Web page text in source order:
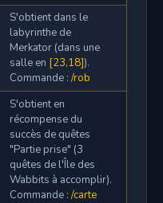
S'obtient dans le
labyrinthe de
Merkator (dans une
salle en [23,18]).
Commande : /rob
S'obtient en
récompense du
succès de quêtes
"Partie prise" (3
quêtes de l'Île des
Wabbits à accomplir).
Commande : /carte